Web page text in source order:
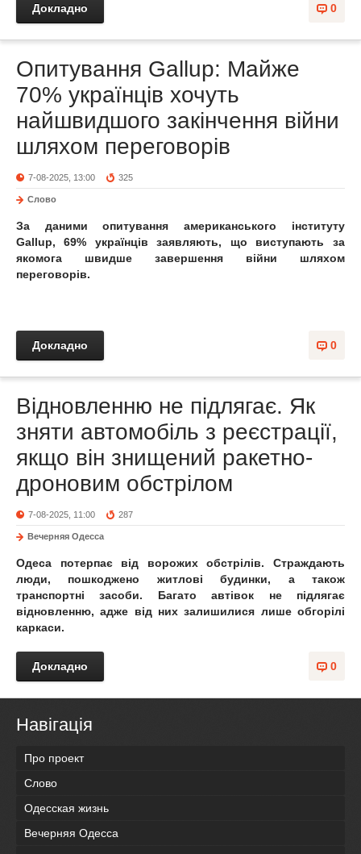
0
Докладно
Опитування Gallup: Майже
70% українців хочуть
найшвидшого закінчення війни
шляхом переговорів
7-08-2025, 13:00 325
Слово
За даними опитування американського інституту
Gallup, 69% українців заявляють, що виступають за
якомога швидше завершення війни шляхом
переговорів.
0
Докладно
Відновленню не підлягає. Як
зняти автомобіль з реєстрації,
якщо він знищений ракетно-
дроновим обстрілом
7-08-2025, 11:00 287
Вечерняя Одесса
Одеса потерпає від ворожих обстрілів. Страждають
люди, пошкоджено житлові будинки, а також
транспортні засоби. Багато автівок не підлягає
відновленню, адже від них залишилися лише обгорілі
каркаси.
0
Докладно
Навігація
Про проект
Слово
Одесская жизнь
Вечерняя Одесса